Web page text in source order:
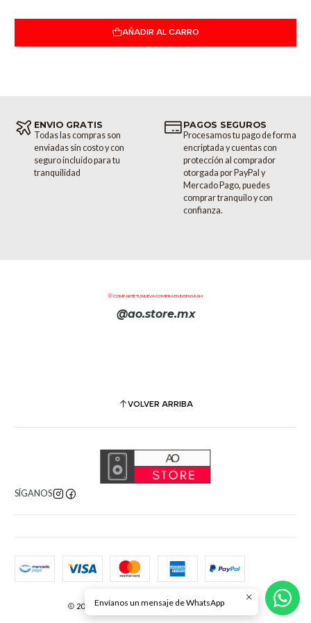
Peso 6 kg / 13.2 lbs.
AÑADIR AL CARRO
ENVIO GRATIS
Todas las compras son
enviadas sin costo y con
seguro incluido para tu
tranquilidad
PAGOS SEGUROS
Procesamos tu pago de forma
encriptada y cuentas con
protección al comprador
otorgada por PayPal y
Mercado Pago, puedes
comprar tranquilo y con
confianza.
COMPARTE TU NUEVA COMPRA EN INSTAGRAM
@ao.store.mx
VOLVER ARRIBA
SÍGANOS
2026 AO Store. Todos los derechos reservados
Envíanos un mensaje de WhatsApp